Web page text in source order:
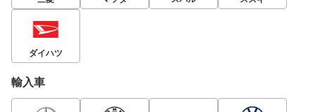
ダイハツ
輸入車